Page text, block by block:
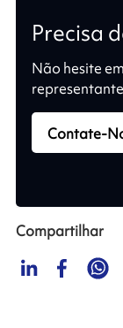
Precisa
Não hesite
Contate-
Compartilhar